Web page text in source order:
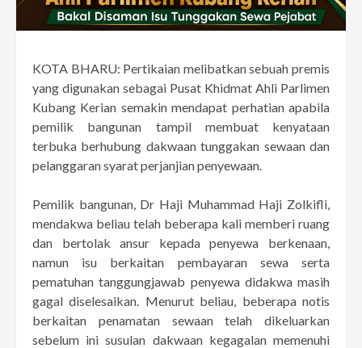
KOTA BHARU: Pertikaian melibatkan sebuah premis
yang digunakan sebagai Pusat Khidmat Ahli Parlimen
Kubang Kerian semakin mendapat perhatian apabila
pemilik bangunan tampil membuat kenyataan
terbuka berhubung dakwaan tunggakan sewaan dan
pelanggaran syarat perjanjian penyewaan.
Pemilik bangunan, Dr Haji Muhammad Haji Zolkifli,
mendakwa beliau telah beberapa kali memberi ruang
dan bertolak ansur kepada penyewa berkenaan,
namun isu berkaitan pembayaran sewa serta
pematuhan tanggungjawab penyewa didakwa masih
gagal diselesaikan. Menurut beliau, beberapa notis
berkaitan penamatan sewaan telah dikeluarkan
sebelum ini susulan dakwaan kegagalan memenuhi